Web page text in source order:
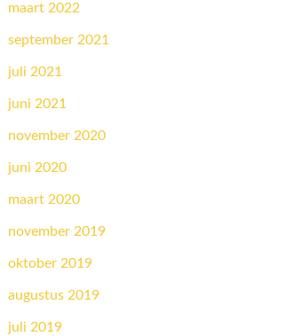
maart 2022
september 2021
juli 2021
juni 2021
november 2020
juni 2020
maart 2020
november 2019
oktober 2019
augustus 2019
juli 2019